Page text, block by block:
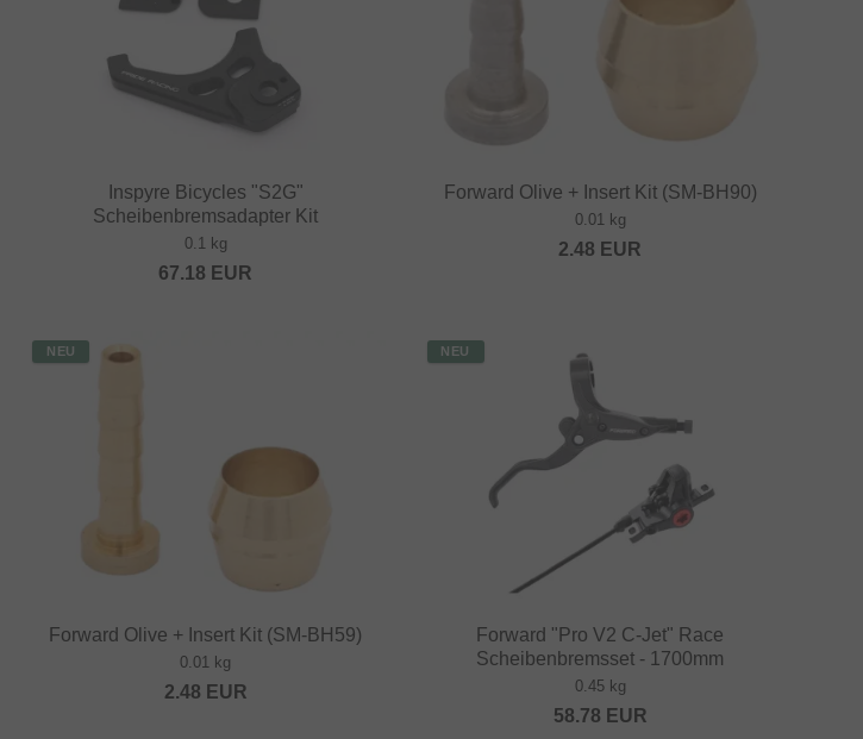
Inspyre Bicycles "S2G"
Scheibenbremsadapter Kit
0.1 kg
67.18 EUR
Forward Olive + Insert Kit (SM-BH90)
0.01 kg
2.48 EUR
NEU
Forward Olive + Insert Kit (SM-BH59)
0.01 kg
2.48 EUR
NEU
Forward "Pro V2 C-Jet" Race
Scheibenbremsset - 1700mm
0.45 kg
58.78 EUR